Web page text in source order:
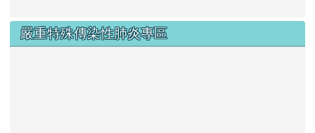
嚴重特殊傳染性肺炎專區